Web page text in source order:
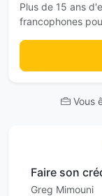
Plus de 15 ans
francophones
Vous
Faire son
Greg Mimouni